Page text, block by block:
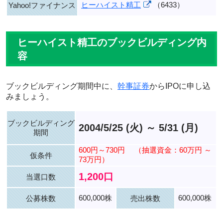
Yahoo!ファイナンス ヒーハイスト精工 （6433）
ヒーハイスト精工のブックビルディング内
容
ブックビルディング期間中に、 幹事証券からIPOに申し込
みましょう。
ブックビルディング
期間
2004/5/25 (火) ～ 5/31 (月)
仮条件
600円～730円
（抽選資金：60万円 ～
73万円）
当選口数 1,200口
公募株数 600,000株 売出株数 600,000株